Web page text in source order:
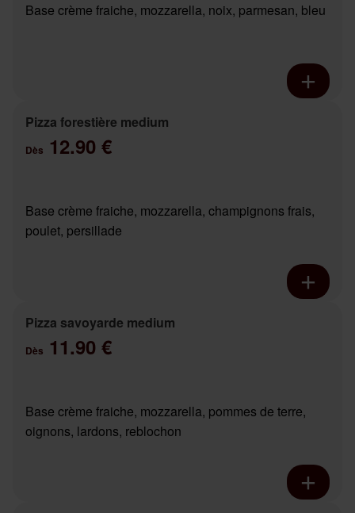
Base crème fraiche, mozzarella, noix, parmesan, bleu
Pizza forestière medium
Dès 12.90 €
Base crème fraiche, mozzarella, champignons frais,
poulet, persillade
Pizza savoyarde medium
Dès 11.90 €
Base crème fraiche, mozzarella, pommes de terre,
oignons, lardons, reblochon